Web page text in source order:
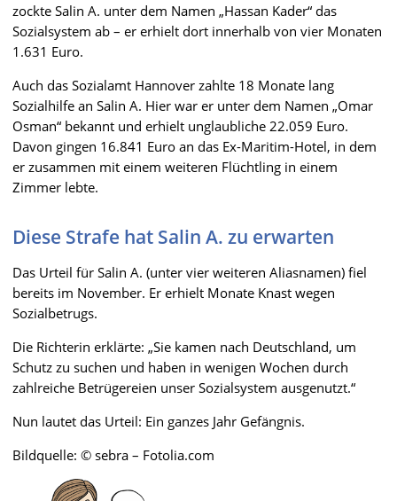
zockte Salin A. unter dem Namen „Hassan Kader“ das
Sozialsystem ab – er erhielt dort innerhalb von vier Monaten
1.631 Euro.
Auch das Sozialamt Hannover zahlte 18 Monate lang
Sozialhilfe an Salin A. Hier war er unter dem Namen „Omar
Osman“ bekannt und erhielt unglaubliche 22.059 Euro.
Davon gingen 16.841 Euro an das Ex-Maritim-Hotel, in dem
er zusammen mit einem weiteren Flüchtling in einem
Zimmer lebte.
Diese Strafe hat Salin A. zu erwarten
Das Urteil für Salin A. (unter vier weiteren Aliasnamen) fiel
bereits im November. Er erhielt Monate Knast wegen
Sozialbetrugs.
Die Richterin erklärte: „Sie kamen nach Deutschland, um
Schutz zu suchen und haben in wenigen Wochen durch
zahlreiche Betrügereien unser Sozialsystem ausgenutzt.“
Nun lautet das Urteil: Ein ganzes Jahr Gefängnis.
Bildquelle: © sebra – Fotolia.com